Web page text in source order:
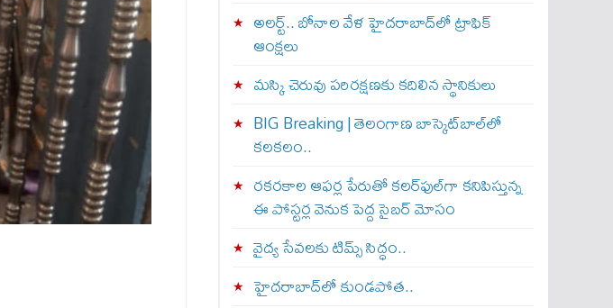
అలర్ట్‌.. బోనాల వేళ హైదరాబాద్‌లో ట్రాఫిక్‌
ఆంక్షలు
మస్కి చెరువు పరిరక్షణకు కదిలిన స్థానికులు
BIG Breaking | తెలంగాణ బాస్కెట్‌బాల్‌లో
కలకలం..
రకరకాల ఆఫర్ల పేరుతో కలర్‌ఫుల్‌గా కనిపిస్తున్న
ఈ పోస్టర్ల వెనుక పెద్ద సైబర్ మోసం
వైద్య సేవలకు టిమ్స్‌ సిద్ధం..
హైదరాబాద్‌లో కుండపోత..